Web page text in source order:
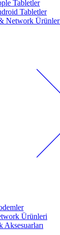
Tabletler
Tabletler
Network
Ürünleri
Aksesuarları